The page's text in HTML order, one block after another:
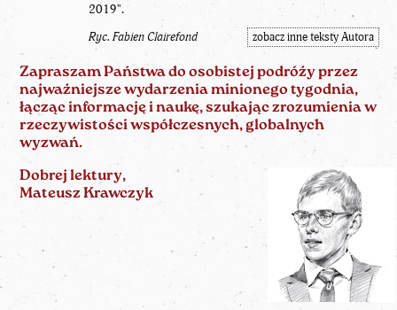
2019".
Ryc. Fabien Clairefond zobacz inne teksty Autora
Zapraszam Państwa do osobistej podróży przez
najważniejsze wydarzenia minionego tygodnia,
łącząc informację i naukę, szukając zrozumienia w
rzeczywistości współczesnych, globalnych
wyzwań.
Dobrej lektury,
Mateusz Krawczyk